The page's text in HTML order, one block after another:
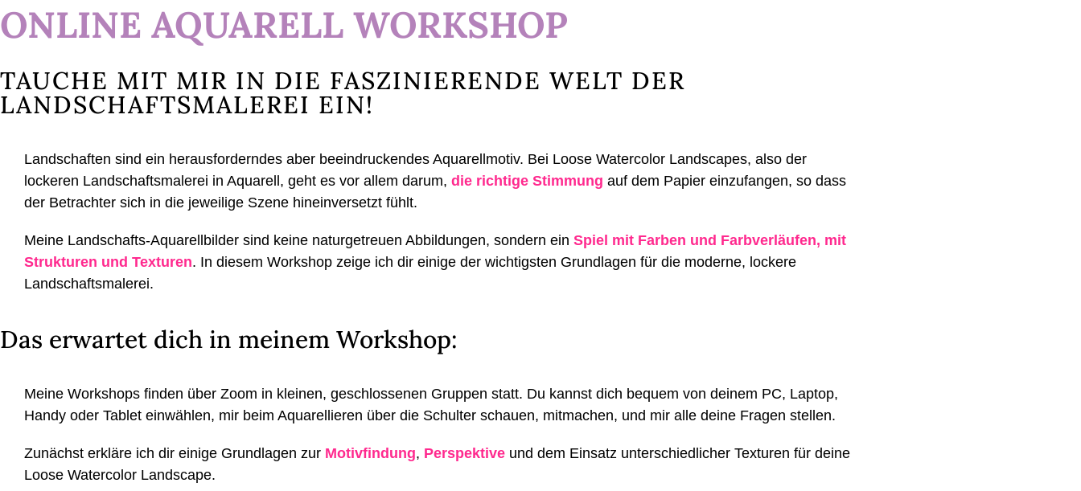
ONLINE AQUARELL WORKSHOP
TAUCHE MIT MIR IN DIE FASZINIERENDE WELT DER
LANDSCHAFTSMALEREI EIN!
Landschaften sind ein herausforderndes aber beeindruckendes Aquarellmotiv. Bei Loose Watercolor Landscapes, also der
lockeren Landschaftsmalerei in Aquarell, geht es vor allem darum, die richtige Stimmung auf dem Papier einzufangen, so dass
der Betrachter sich in die jeweilige Szene hineinversetzt fühlt.
Meine Landschafts-Aquarellbilder sind keine naturgetreuen Abbildungen, sondern ein Spiel mit Farben und Farbverläufen, mit
Strukturen und Texturen. In diesem Workshop zeige ich dir einige der wichtigsten Grundlagen für die moderne, lockere
Landschaftsmalerei.
Das erwartet dich in meinem Workshop:
Meine Workshops finden über Zoom in kleinen, geschlossenen Gruppen statt. Du kannst dich bequem von deinem PC, Laptop,
Handy oder Tablet einwählen, mir beim Aquarellieren über die Schulter schauen, mitmachen, und mir alle deine Fragen stellen.
Zunächst erkläre ich dir einige Grundlagen zur Motivfindung, Perspektive und dem Einsatz unterschiedlicher Texturen für deine
Loose Watercolor Landscape.